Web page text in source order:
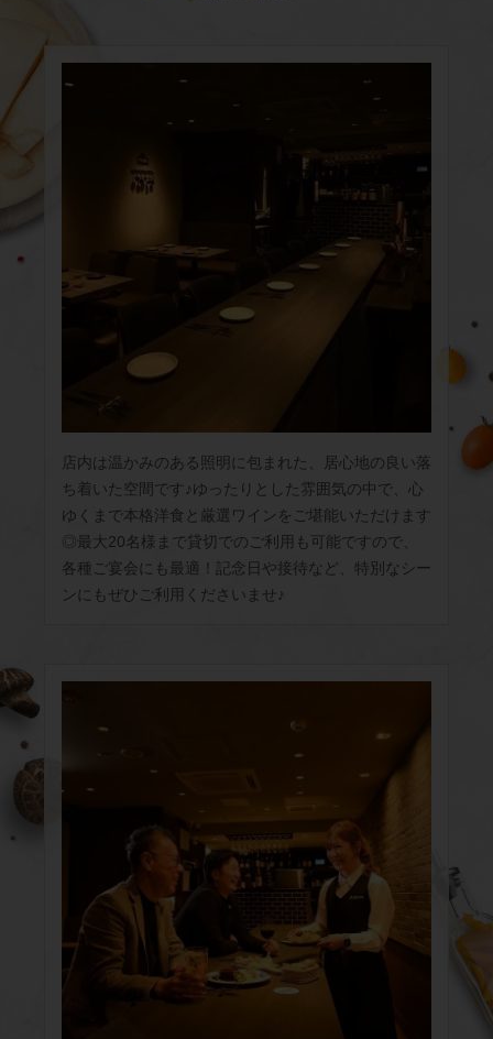
店内は温かみのある照明に包まれた、居心地の良い落
ち着いた空間です♪ゆったりとした雰囲気の中で、心
ゆくまで本格洋食と厳選ワインをご堪能いただけます
◎最大20名様まで貸切でのご利用も可能ですので、
各種ご宴会にも最適！記念日や接待など、特別なシー
ンにもぜひご利用くださいませ♪